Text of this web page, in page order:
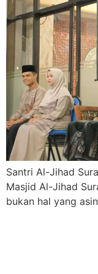
Santri Al-Jihad
Masjid Al-Jihad
bukan hal yang